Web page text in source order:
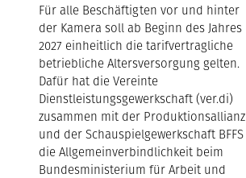
Für alle Beschäftigten vor und hinter
der Kamera soll ab Beginn des Jahres
2027 einheitlich die tarifvertragliche
betriebliche Altersversorgung gelten.
Dafür hat die Vereinte
Dienstleistungsgewerkschaft (ver.di)
zusammen mit der Produktionsallianz
und der Schauspielgewerkschaft BFFS
die Allgemeinverbindlichkeit beim
Bundesministerium für Arbeit und